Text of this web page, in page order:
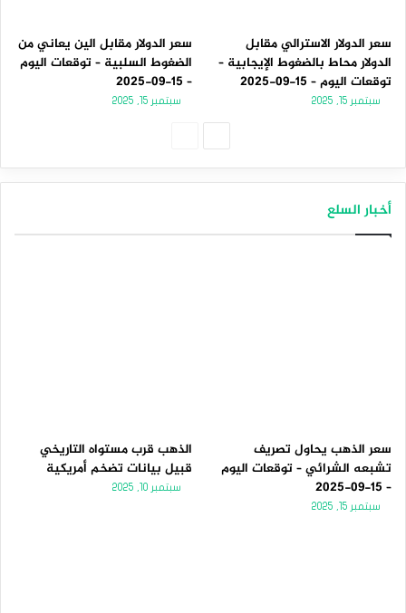
سعر الدولار الاسترالي مقابل
الدولار محاط بالضغوط الإيجابية –
توقعات اليوم – 15-09-2025
سبتمبر 15, 2025
سعر الدولار مقابل الين يعاني من
الضغوط السلبية – توقعات اليوم
– 15-09-2025
سبتمبر 15, 2025
أخبار السلع
سعر الذهب يحاول تصريف
تشبعه الشرائي – توقعات اليوم
– 15-09-2025
سبتمبر 15, 2025
الذهب قرب مستواه التاريخي
قبيل بيانات تضخم أمريكية
سبتمبر 10, 2025